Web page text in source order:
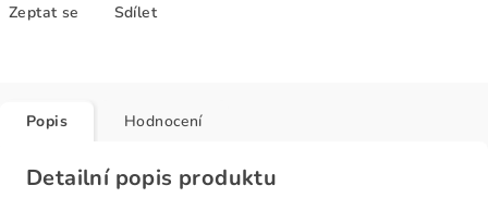
Zeptat se Sdílet
Popis Hodnocení
Detailní popis produktu